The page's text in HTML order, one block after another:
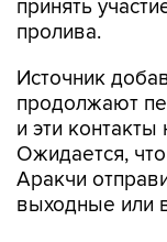
Источник
и эти контакты
Ожидается,
Аракчи
выходные или
Ранее в МИД